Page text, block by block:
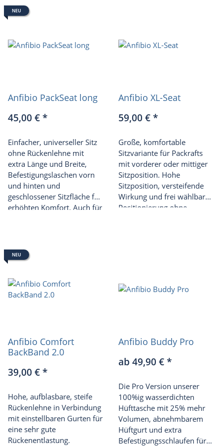
NEU
Anfibio PackSeat long
45,00 €*
Einfacher, universeller Sitz
ohne Rückenlehne mit
extra Länge und Breite,
Befestigungslaschen vorn
und hinten und
geschlossener Sitzfläche für
erhöhten Komfort. Auch für
Anfibio XL-Seat
59,00 €*
Große, komfortable
Sitzvariante für Packrafts
mit vorderer oder mittiger
Sitzposition. Hohe
Sitzposition, versteifende
Wirkung und frei wählbare
Positionierung ohne
NEU
Anfibio Comfort
BackBand 2.0
39,00 €*
Hohe, aufblasbare, steife
Rückenlehne in Verbindung
mit einstellbaren Gurten für
eine sehr gute
Rückenentlastung.
Anfibio Buddy Pro
ab 49,90 €*
Die Pro Version unserer
100%ig wasserdichten
Hüfttasche mit 25% mehr
Volumen, abnehmbarem
Hüftgurt und extra
Befestigungsschlaufen für